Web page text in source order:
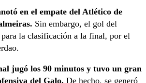
en el empate del Atlético de
Sin embargo, el gol del
la clasificación a la final, por el
jugó los 90 minutos y tuvo un gran
del Galo. De hecho, se generó